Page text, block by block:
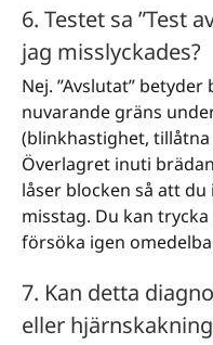
6. Testet sa ”Test
jag misslyckades?
Nej. ”Avslutat”
nuvarande gräns
(blinkhastighet,
Överlagret inuti
låser blocken så att
misstag. Du kan
försöka igen
7. Kan detta
eller